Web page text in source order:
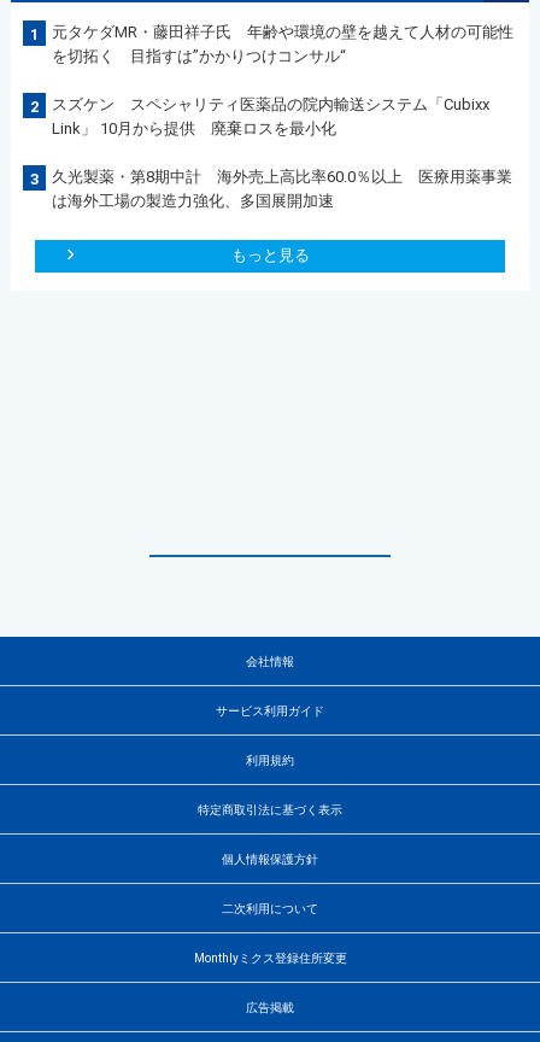
1
元タケダMR・藤田祥子氏 年齢や環境の壁を越えて人材の可能性
を切拓く 目指すは”かかりつけコンサル“
2
スズケン スペシャリティ医薬品の院内輸送システム「Cubixx
Link」 10月から提供 廃棄ロスを最小化
3
久光製薬・第8期中計 海外売上高比率60.0％以上 医療用薬事業
は海外工場の製造力強化、多国展開加速
もっと見る
会社情報
サービス利用ガイド
利用規約
特定商取引法に基づく表示
個人情報保護方針
二次利用について
Monthlyミクス登録住所変更
広告掲載